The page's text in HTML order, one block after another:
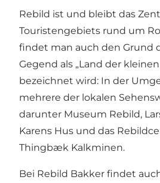
Rebild ist und bleibt das
Touristengebiets rund um
findet man auch den Grund
Gegend als „Land der
bezeichnet wird: In der
mehrere der lokalen
darunter Museum Rebild,
Karens Hus und das
Thingbæk Kalkminen.
Bei Rebild Bakker findet